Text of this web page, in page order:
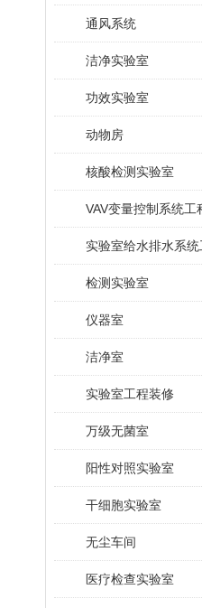
通风系统
洁净实验室
功效实验室
动物房
核酸检测实验室
VAV变量控制系统工
实验室给水排水系统
检测实验室
仪器室
洁净室
实验室工程装修
万级无菌室
阳性对照实验室
干细胞实验室
无尘车间
医疗检查实验室